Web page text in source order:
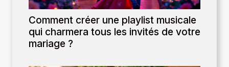
Comment créer une playlist musicale
qui charmera tous les invités de votre
mariage ?